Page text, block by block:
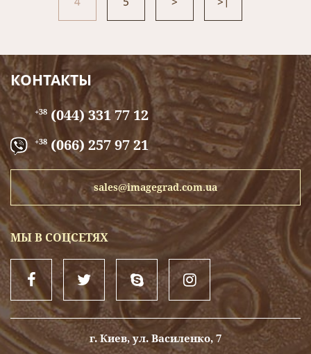
КОНТАКТЫ
+38 (044) 331 77 12
+38(066) 257 97 21
sales@imagegrad.com.ua
МЫ В СОЦСЕТЯХ
г. Киев, ул. Василенко, 7